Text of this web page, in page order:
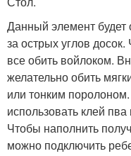
Данный элемент
за острых углов
все обить войлоком.
желательно обить
или тонким
использовать клей
Чтобы наполнить
можно подключить